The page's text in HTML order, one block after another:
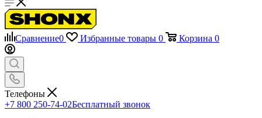
Сравнение0 Избранные товары 0 Корзина 0
Телефоны
+7 800 250-74-02Бесплатный звонок